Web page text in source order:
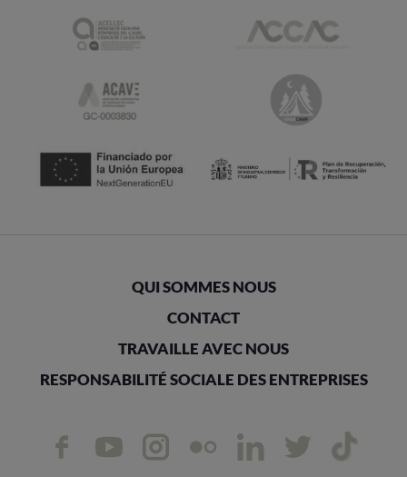
QUI SOMMES NOUS
CONTACT
TRAVAILLE AVEC NOUS
RESPONSABILITÉ SOCIALE DES ENTREPRISES